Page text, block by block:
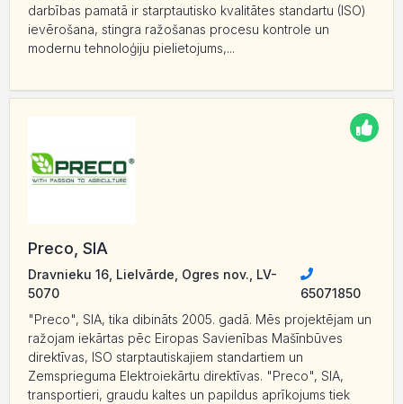
darbības pamatā ir starptautisko kvalitātes standartu (ISO)
ievērošana, stingra ražošanas procesu kontrole un
modernu tehnoloģiju pielietojums,...
Preco, SIA
Dravnieku 16, Lielvārde, Ogres nov., LV-
5070
65071850
"Preco", SIA, tika dibināts 2005. gadā. Mēs projektējam un
ražojam iekārtas pēc Eiropas Savienības Mašīnbūves
direktīvas, ISO starptautiskajiem standartiem un
Zemsprieguma Elektroiekārtu direktīvas. "Preco", SIA,
transportieri, graudu kaltes un papildus aprīkojums tiek